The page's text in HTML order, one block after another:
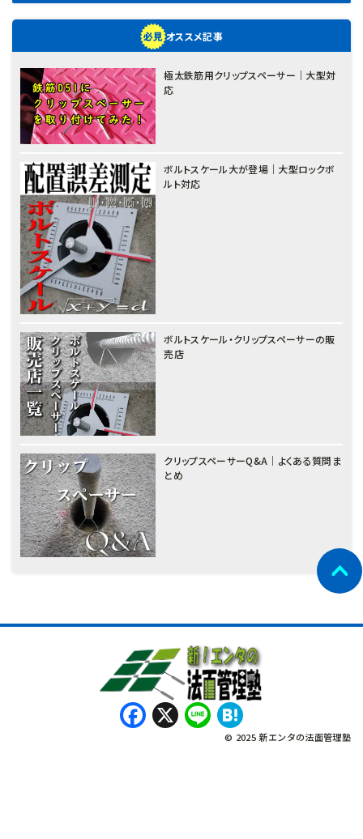
オススメ記事
極太鉄筋用クリップスペーサー｜大型対
応
ボルトスケール大が登場｜大型ロックボ
ルト対応
ボルトスケール・クリップスペーサーの販
売店
クリップスペーサーQ&A｜よくある質問ま
とめ
Facebook
X Line
© 2025 新エンタの法面管理塾